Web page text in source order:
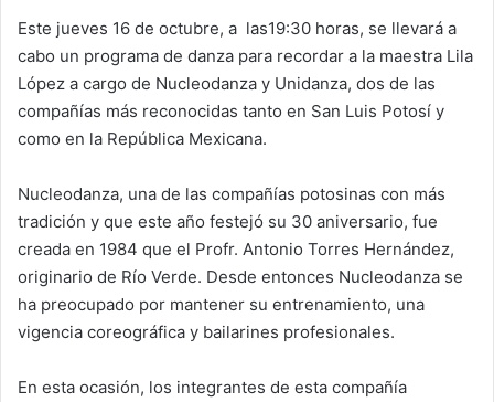
Este jueves 16 de octubre, a las19:30 horas, se llevará a
cabo un programa de danza para recordar a la maestra Lila
López a cargo de Nucleodanza y Unidanza, dos de las
compañías más reconocidas tanto en San Luis Potosí y
como en la República Mexicana.
Nucleodanza, una de las compañías potosinas con más
tradición y que este año festejó su 30 aniversario, fue
creada en 1984 que el Profr. Antonio Torres Hernández,
originario de Río Verde. Desde entonces Nucleodanza se
ha preocupado por mantener su entrenamiento, una
vigencia coreográfica y bailarines profesionales.
En esta ocasión, los integrantes de esta compañía